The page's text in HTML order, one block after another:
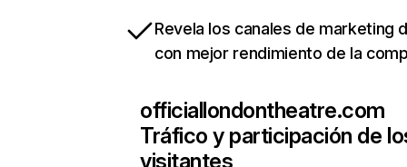
Revela los canales de marketing
con mejor rendimiento de la
officiallondontheatre.com
Tráfico y participación de
visitantes